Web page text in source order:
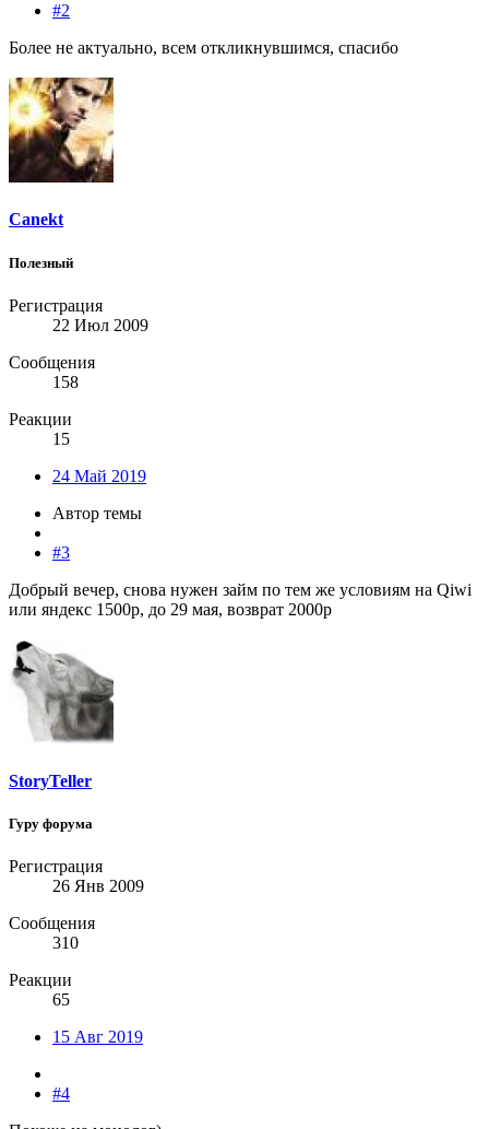
#2
Более не актуально, всем откликнувшимся, спасибо
Canekt
Полезный
Регистрация
22 Июл 2009
Сообщения
158
Реакции
15
24 Май 2019
Автор темы
#3
Добрый вечер, снова нужен займ по тем же условиям на Qiwi
или яндекс 1500р, до 29 мая, возврат 2000р
StoryTeller
Гуру форума
Регистрация
26 Янв 2009
Сообщения
310
Реакции
65
15 Авг 2019
#4